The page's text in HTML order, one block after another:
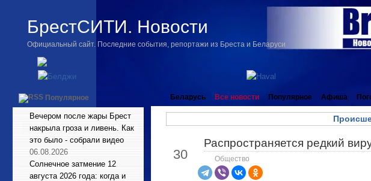
БрестСИТИ. Новости
Официальный сайт. Последние события, репортажи из Бреста и Беларуси
Популярное
Вечером после жары Брест
накрыла гроза и ливень. Как
это было - собрали видео
06.08.2026
Солнечное затмение 12
августа 2026 года: когда и
Беларусь Все новости Популярное Афиша
30
Распространяется редкий
Общество